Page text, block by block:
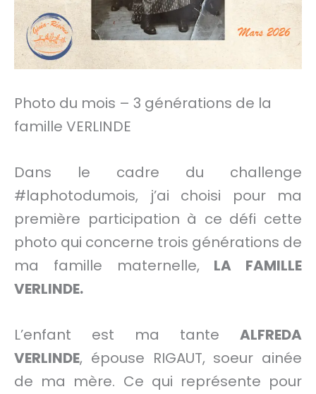
Photo du mois – 3 générations de la
famille VERLINDE
Dans le cadre du challenge
#laphotodumois, j’ai choisi pour ma
première participation à ce défi cette
photo qui concerne trois générations de
ma famille maternelle, LA FAMILLE
VERLINDE.
L’enfant est ma tante ALFREDA
VERLINDE, épouse RIGAUT, soeur ainée
de ma mère. Ce qui représente pour